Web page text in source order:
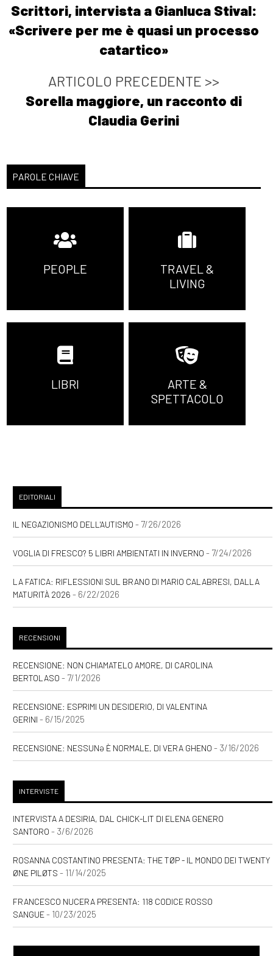
Scrittori, intervista a Gianluca Stival:
«Scrivere per me è quasi un processo
catartico»
ARTICOLO PRECEDENTE >>
Sorella maggiore, un racconto di
Claudia Gerini
PAROLE CHIAVE
PEOPLE
TRAVEL &
LIVING
LIBRI
ARTE &
SPETTACOLO
EDITORIALI
IL NEGAZIONISMO DELL'AUTISMO - 7/26/2026
VOGLIA DI FRESCO? 5 LIBRI AMBIENTATI IN INVERNO - 7/24/2026
LA FATICA: RIFLESSIONI SUL BRANO DI MARIO CALABRESI, DALLA
MATURITÀ 2026 - 6/22/2026
RECENSIONI
RECENSIONE: NON CHIAMATELO AMORE, DI CAROLINA
BERTOLASO - 7/1/2026
RECENSIONE: ESPRIMI UN DESIDERIO, DI VALENTINA
GERINI - 6/15/2025
RECENSIONE: NESSUNƏ È NORMALE, DI VERA GHENO - 3/16/2026
INTERVISTE
INTERVISTA A DESIRIA, DAL CHICK-LIT DI ELENA GENERO
SANTORO - 3/6/2026
ROSANNA COSTANTINO PRESENTA: THE TØP - IL MONDO DEI TWENTY
ØNE PILØTS - 11/14/2025
FRANCESCO NUCERA PRESENTA: 118 CODICE ROSSO
SANGUE- 10/23/2025